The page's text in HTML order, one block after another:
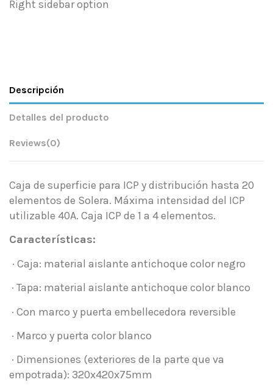
Right sidebar option
Descripción
Detalles del producto
Reviews(0)
Caja de superficie para ICP y distribución hasta 20
elementos de Solera. Máxima intensidad del ICP
utilizable 40A. Caja ICP de 1 a 4 elementos.
Características:
· Caja: material aislante antichoque color negro
· Tapa: material aislante antichoque color blanco
· Con marco y puerta embellecedora reversible
· Marco y puerta color blanco
· Dimensiones (exteriores de la parte que va
empotrada): 320x420x75mm